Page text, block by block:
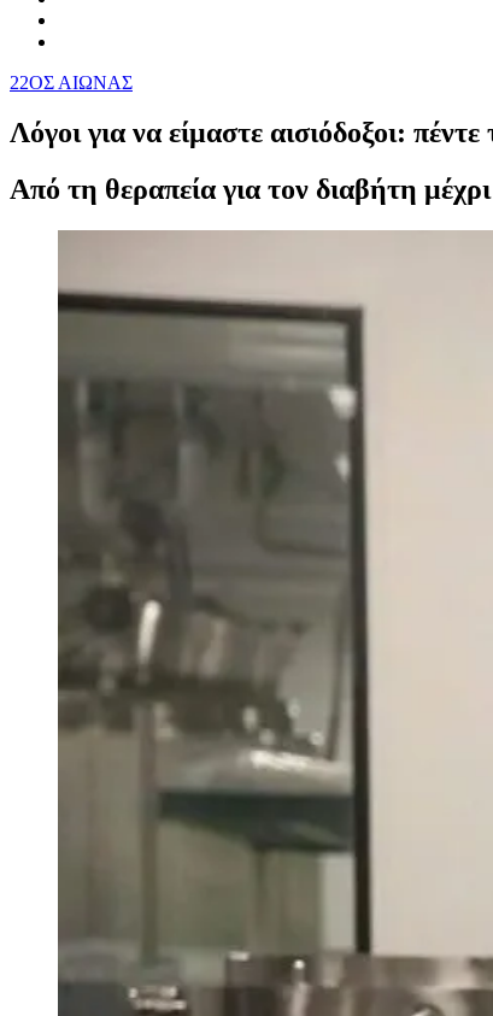
22ΟΣ ΑΙΩΝΑΣ
Λόγοι για να είμαστε αισιόδοξοι:
Από τη θεραπεία για τον διαβήτη